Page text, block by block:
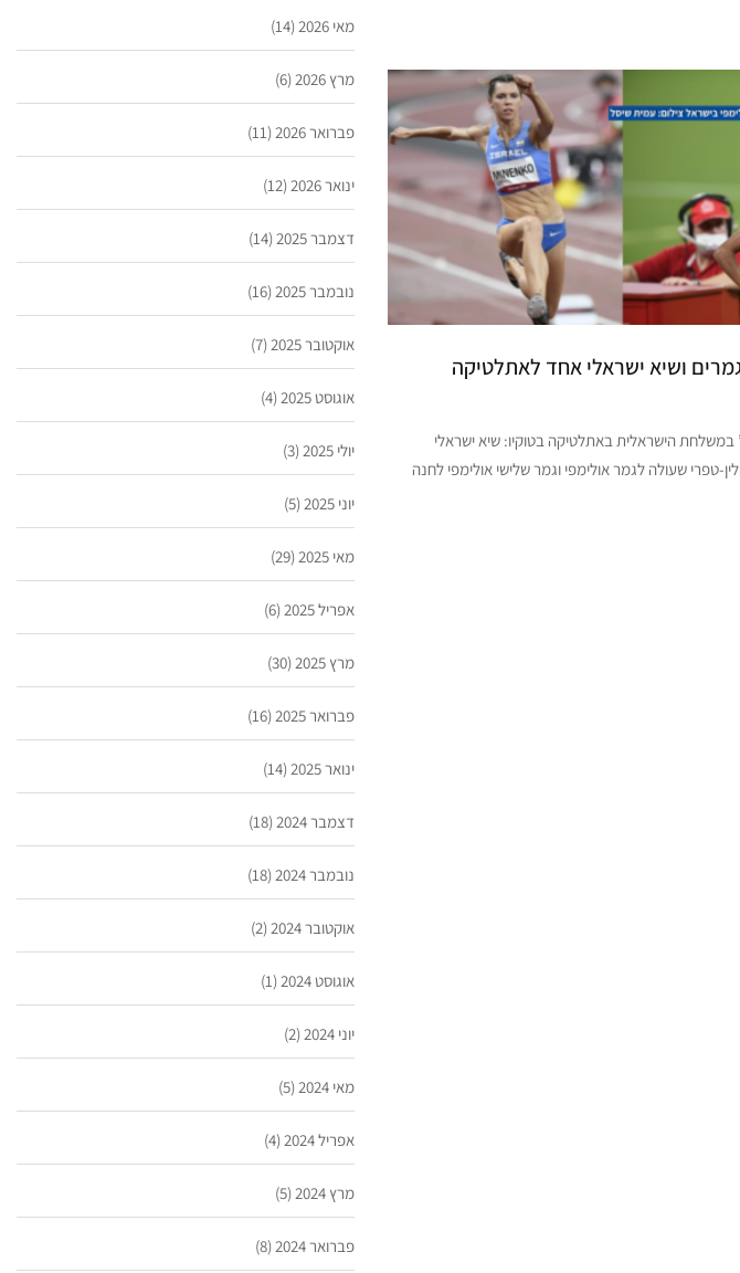
ושיא ישראלי אחד לאתלטיקה
הישראלית באתלטיקה בטוקיו: שיא ישראלי
טפרי שעולה לגמר אולימפי וגמר שלישי אולימפי לחנה
מאי 2026 (14)
מרץ 2026 (6)
פברואר 2026 (11)
ינואר 2026 (12)
דצמבר 2025 (14)
נובמבר 2025 (16)
אוקטובר 2025 (7)
אוגוסט 2025 (4)
יולי 2025 (3)
יוני 2025 (5)
מאי 2025 (29)
אפריל 2025 (6)
מרץ 2025 (30)
פברואר 2025 (16)
ינואר 2025 (14)
דצמבר 2024 (18)
נובמבר 2024 (18)
אוקטובר 2024 (2)
אוגוסט 2024 (1)
יוני 2024 (2)
מאי 2024 (5)
אפריל 2024 (4)
מרץ 2024 (5)
פברואר 2024 (8)